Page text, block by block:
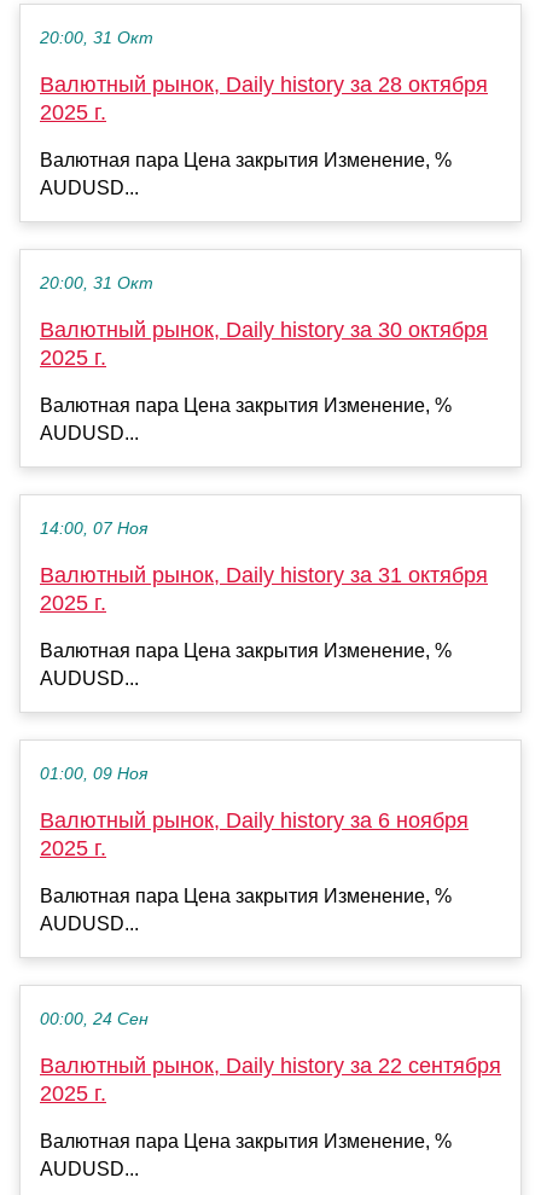
20:00, 31 Окт
Валютный рынок, Daily history за 28 октября
2025 г.
Валютная пара Цена закрытия Изменение, %
AUDUSD...
20:00, 31 Окт
Валютный рынок, Daily history за 30 октября
2025 г.
Валютная пара Цена закрытия Изменение, %
AUDUSD...
14:00, 07 Ноя
Валютный рынок, Daily history за 31 октября
2025 г.
Валютная пара Цена закрытия Изменение, %
AUDUSD...
01:00, 09 Ноя
Валютный рынок, Daily history за 6 ноября
2025 г.
Валютная пара Цена закрытия Изменение, %
AUDUSD...
00:00, 24 Сен
Валютный рынок, Daily history за 22 сентября
2025 г.
Валютная пара Цена закрытия Изменение, %
AUDUSD...